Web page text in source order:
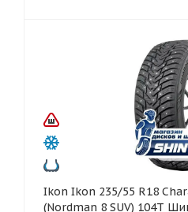
Ikon Ikon 235/55 R18 Character Ice 8 SUV
(Nordman 8 SUV) 104T